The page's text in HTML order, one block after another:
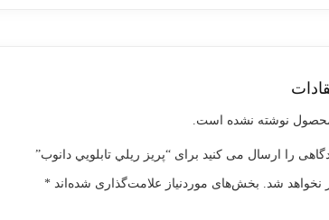
محصول نوشته نشده است.
را ارسال می کنید برای “پريز ريلي تابلويي دانوب”
نخواهد شد. بخش‌های موردنیاز علامت‌گذاری شده‌اند *